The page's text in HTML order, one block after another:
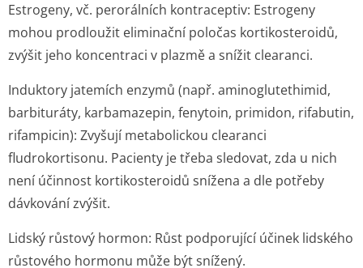
Estrogeny, vč. perorálních kontraceptiv: Estrogeny
mohou prodloužit eliminační poločas kortikosteroidů,
zvýšit jeho koncentraci v plazmě a snížit clearanci.
Induktory jatemích enzymů (např. aminoglutethimid,
barbituráty, karbamazepin, fenytoin, primidon, rifabutin,
rifampicin): Zvyšují metabolickou clearanci
fludrokortisonu. Pacienty je třeba sledovat, zda u nich
není účinnost kortikosteroidů snížena a dle potřeby
dávkování zvýšit.
Lidský růstový hormon: Růst podporující účinek lidského
růstového hormonu může být snížený.